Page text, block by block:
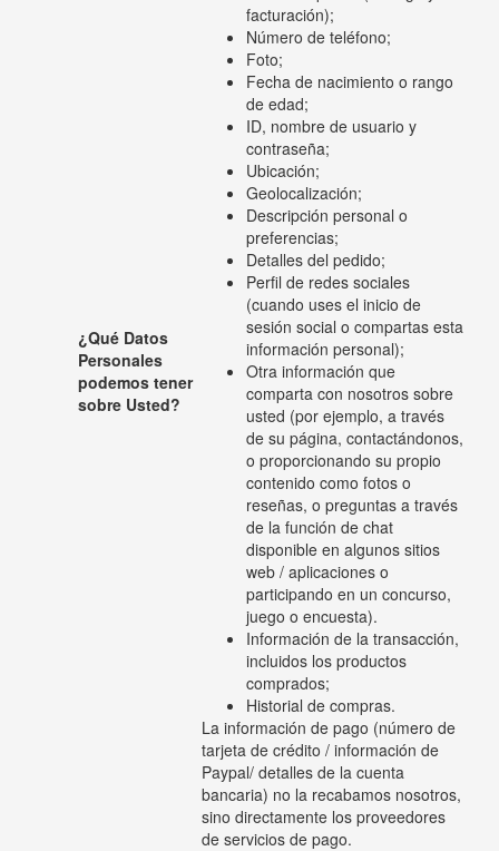
¿Qué Datos
Personales
podemos tener
sobre Usted?
facturación);
Número de teléfono;
Foto;
Fecha de nacimiento o rango
de edad;
ID, nombre de usuario y
contraseña;
Ubicación;
Geolocalización;
Descripción personal o
preferencias;
Detalles del pedido;
Perfil de redes sociales
(cuando uses el inicio de
sesión social o compartas esta
información personal);
Otra información que
comparta con nosotros sobre
usted (por ejemplo, a través
de su página, contactándonos,
o proporcionando su propio
contenido como fotos o
reseñas, o preguntas a través
de la función de chat
disponible en algunos sitios
web / aplicaciones o
participando en un concurso,
juego o encuesta).
Información de la transacción,
incluidos los productos
comprados;
Historial de compras.
La información de pago (número de
tarjeta de crédito / información de
Paypal/ detalles de la cuenta
bancaria) no la recabamos nosotros,
sino directamente los proveedores
de servicios de pago.